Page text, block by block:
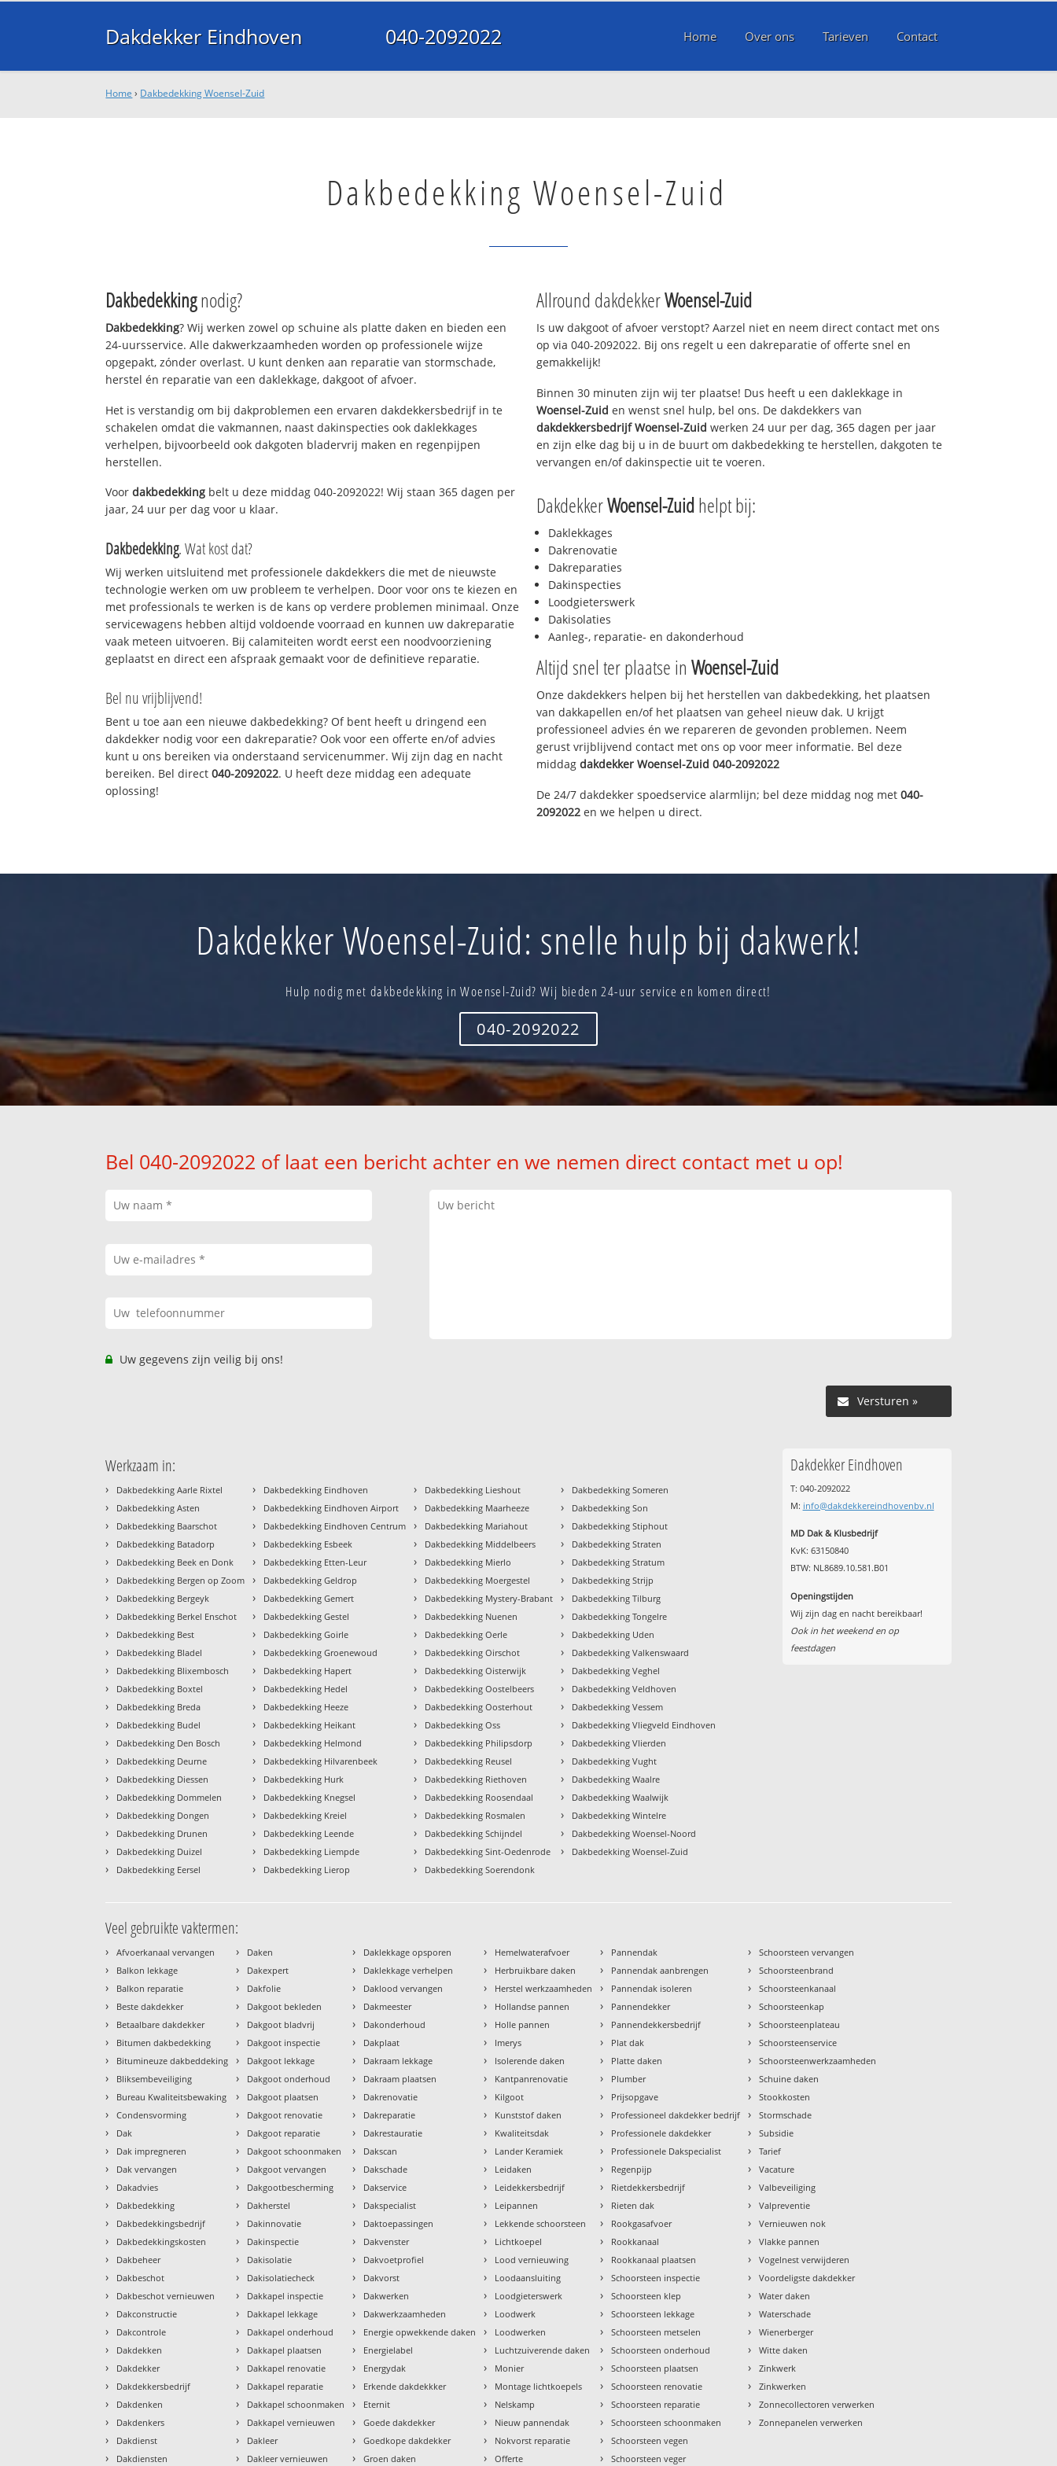
Dakdekker Eindhoven 040-2092022 Home Over ons Tarieven Contact
Home › Dakbedekking Woensel-Zuid
Dakbedekking Woensel-Zuid
Dakbedekkingnodig?
Dakbedekking? Wij werken zowel op schuine als platte daken en bieden een
24-uursservice. Alle dakwerkzaamheden worden op professionele wijze
opgepakt, zónder overlast. U kunt denken aan reparatie van stormschade,
herstel én reparatie van een daklekkage, dakgoot of afvoer.
Het is verstandig om bij dakproblemen een ervaren dakdekkersbedrijf in te
schakelen omdat die vakmannen, naast dakinspecties ook daklekkages
verhelpen, bijvoorbeeld ook dakgoten bladervrij maken en regenpijpen
herstellen.
Voordakbedekking belt u deze middag 040-2092022! Wij staan 365 dagen per
jaar, 24 uur per dag voor u klaar.
Dakbedekking. Wat kost dat?
Wij werken uitsluitend met professionele dakdekkers die met de nieuwste
technologie werken om uw probleem te verhelpen. Door voor ons te kiezen en
met professionals te werken is de kans op verdere problemen minimaal. Onze
servicewagens hebben altijd voldoende voorraad en kunnen uw dakreparatie
vaak meteen uitvoeren. Bij calamiteiten wordt eerst een noodvoorziening
geplaatst en direct een afspraak gemaakt voor de definitieve reparatie.
Bel nu vrijblijvend!
Bent u toe aan een nieuwe dakbedekking? Of bent heeft u dringend een
dakdekker nodig voor een dakreparatie? Ook voor een offerte en/of advies
kunt u ons bereiken via onderstaand servicenummer. Wij zijn dag en nacht
bereiken. Bel direct040-2092022. U heeft deze middag een adequate
oplossing!
Allround dakdekkerWoensel-Zuid
Is uw dakgoot of afvoer verstopt? Aarzel niet en neem direct contact met ons
op via 040-2092022. Bij ons regelt u een dakreparatie of offerte snel en
gemakkelijk!
Binnen 30 minuten zijn wij ter plaatse! Dus heeft u een daklekkage in
Woensel-Zuid en wenst snel hulp, bel ons. De dakdekkers van
dakdekkersbedrijfWoensel-Zuid werken 24 uur per dag, 365 dagen per jaar
en zijn elke dag bij u in de buurt om dakbedekking te herstellen, dakgoten te
vervangen en/of dakinspectie uit te voeren.
DakdekkerWoensel-Zuidhelpt bij:
Daklekkages
Dakrenovatie
Dakreparaties
Dakinspecties
Loodgieterswerk
Dakisolaties
Aanleg-, reparatie- en dakonderhoud
Altijd snel ter plaatse in Woensel-Zuid
Onze dakdekkers helpen bij het herstellen van dakbedekking, het plaatsen
van dakkapellen en/of het plaatsen van geheel nieuw dak. U krijgt
professioneel advies én we repareren de gevonden problemen. Neem
gerust vrijblijvend contact met ons op voor meer informatie. Bel deze
middag dakdekker Woensel-Zuid 040-2092022
De 24/7 dakdekker spoedservice alarmlijn; bel deze middag nog met 040-
2092022 en we helpen u direct.
Dakdekker Woensel-Zuid: snelle hulp bij dakwerk!
Hulp nodig met dakbedekking in Woensel-Zuid? Wij bieden 24-uur service en komen direct!
040-2092022
Bel 040-2092022 of laat een bericht achter en we nemen direct contact met u op!
Uw gegevens zijn veilig bij ons!
Versturen »
Werkzaam in:
› Dakbedekking Aarle Rixtel
› Dakbedekking Asten
› Dakbedekking Baarschot
› Dakbedekking Batadorp
› Dakbedekking Beek en Donk
› Dakbedekking Bergen op Zoom
› Dakbedekking Bergeyk
› Dakbedekking Berkel Enschot
› Dakbedekking Best
› Dakbedekking Bladel
› Dakbedekking Blixembosch
› Dakbedekking Boxtel
› Dakbedekking Breda
› Dakbedekking Budel
› Dakbedekking Den Bosch
› Dakbedekking Deurne
› Dakbedekking Diessen
› Dakbedekking Dommelen
› Dakbedekking Dongen
› Dakbedekking Drunen
› Dakbedekking Duizel
› Dakbedekking Eersel
› Dakbedekking Eindhoven
› Dakbedekking Eindhoven Airport
› Dakbedekking Eindhoven Centrum
› Dakbedekking Esbeek
› Dakbedekking Etten-Leur
› Dakbedekking Geldrop
› Dakbedekking Gemert
› Dakbedekking Gestel
› Dakbedekking Goirle
› Dakbedekking Groenewoud
› Dakbedekking Hapert
› Dakbedekking Hedel
› Dakbedekking Heeze
› Dakbedekking Heikant
› Dakbedekking Helmond
› Dakbedekking Hilvarenbeek
› Dakbedekking Hurk
› Dakbedekking Knegsel
› Dakbedekking Kreiel
› Dakbedekking Leende
› Dakbedekking Liempde
› Dakbedekking Lierop
› Dakbedekking Lieshout
› Dakbedekking Maarheeze
› Dakbedekking Mariahout
› Dakbedekking Middelbeers
› Dakbedekking Mierlo
› Dakbedekking Moergestel
› Dakbedekking Mystery-Brabant
› Dakbedekking Nuenen
› Dakbedekking Oerle
› Dakbedekking Oirschot
› Dakbedekking Oisterwijk
› Dakbedekking Oostelbeers
› Dakbedekking Oosterhout
› Dakbedekking Oss
› Dakbedekking Philipsdorp
› Dakbedekking Reusel
› Dakbedekking Riethoven
› Dakbedekking Roosendaal
› Dakbedekking Rosmalen
› Dakbedekking Schijndel
› Dakbedekking Sint-Oedenrode
› Dakbedekking Soerendonk
› Dakbedekking Someren
› Dakbedekking Son
› Dakbedekking Stiphout
› Dakbedekking Straten
› Dakbedekking Stratum
› Dakbedekking Strijp
› Dakbedekking Tilburg
› Dakbedekking Tongelre
› Dakbedekking Uden
› Dakbedekking Valkenswaard
› Dakbedekking Veghel
› Dakbedekking Veldhoven
› Dakbedekking Vessem
› Dakbedekking Vliegveld Eindhoven
› Dakbedekking Vlierden
› Dakbedekking Vught
› Dakbedekking Waalre
› Dakbedekking Waalwijk
› Dakbedekking Wintelre
› Dakbedekking Woensel-Noord
› Dakbedekking Woensel-Zuid
Dakdekker Eindhoven
T: 040-2092022
M: info@dakdekkereindhovenbv.nl
MD Dak & Klusbedrijf
KvK: 63150840
BTW: NL8689.10.581.B01
Openingstijden
Wij zijn dag en nacht bereikbaar!
Ook in het weekend en op
feestdagen
Veel gebruikte vaktermen:
› Afvoerkanaal vervangen
› Balkon lekkage
› Balkon reparatie
› Beste dakdekker
› Betaalbare dakdekker
› Bitumen dakbedekking
› Bitumineuze dakbeddeking
› Bliksembeveiliging
› Bureau Kwaliteitsbewaking
› Condensvorming
› Dak
› Dak impregneren
› Dak vervangen
› Dakadvies
› Dakbedekking
› Dakbedekkingsbedrijf
› Dakbedekkingskosten
› Dakbeheer
› Dakbeschot
› Dakbeschot vernieuwen
› Dakconstructie
› Dakcontrole
› Dakdekken
› Dakdekker
› Dakdekkersbedrijf
› Dakdenken
› Dakdenkers
› Dakdienst
› Dakdiensten
› Daken
› Dakexpert
› Dakfolie
› Dakgoot bekleden
› Dakgoot bladvrij
› Dakgoot inspectie
› Dakgoot lekkage
› Dakgoot onderhoud
› Dakgoot plaatsen
› Dakgoot renovatie
› Dakgoot reparatie
› Dakgoot schoonmaken
› Dakgoot vervangen
› Dakgootbescherming
› Dakherstel
› Dakinnovatie
› Dakinspectie
› Dakisolatie
› Dakisolatiecheck
› Dakkapel inspectie
› Dakkapel lekkage
› Dakkapel onderhoud
› Dakkapel plaatsen
› Dakkapel renovatie
› Dakkapel reparatie
› Dakkapel schoonmaken
› Dakkapel vernieuwen
› Dakleer
› Dakleer vernieuwen
› Daklekkage opsporen
› Daklekkage verhelpen
› Daklood vervangen
› Dakmeester
› Dakonderhoud
› Dakplaat
› Dakraam lekkage
› Dakraam plaatsen
› Dakrenovatie
› Dakreparatie
› Dakrestauratie
› Dakscan
› Dakschade
› Dakservice
› Dakspecialist
› Daktoepassingen
› Dakvenster
› Dakvoetprofiel
› Dakvorst
› Dakwerken
› Dakwerkzaamheden
› Energie opwekkende daken
› Energielabel
› Energydak
› Erkende dakdekkker
› Eternit
› Goede dakdekker
› Goedkope dakdekker
› Groen daken
› Hemelwaterafvoer
› Herbruikbare daken
› Herstel werkzaamheden
› Hollandse pannen
› Holle pannen
› Imerys
› Isolerende daken
› Kantpanrenovatie
› Kilgoot
› Kunststof daken
› Kwaliteitsdak
› Lander Keramiek
› Leidaken
› Leidekkersbedrijf
› Leipannen
› Lekkende schoorsteen
› Lichtkoepel
› Lood vernieuwing
› Loodaansluiting
› Loodgieterswerk
› Loodwerk
› Loodwerken
› Luchtzuiverende daken
› Monier
› Montage lichtkoepels
› Nelskamp
› Nieuw pannendak
› Nokvorst reparatie
› Offerte
› Pannendak
› Pannendak aanbrengen
› Pannendak isoleren
› Pannendekker
› Pannendekkersbedrijf
› Plat dak
› Platte daken
› Plumber
› Prijsopgave
› Professioneel dakdekker bedrijf
› Professionele dakdekker
› Professionele Dakspecialist
› Regenpijp
› Rietdekkersbedrijf
› Rieten dak
› Rookgasafvoer
› Rookkanaal
› Rookkanaal plaatsen
› Schoorsteen inspectie
› Schoorsteen klep
› Schoorsteen lekkage
› Schoorsteen metselen
› Schoorsteen onderhoud
› Schoorsteen plaatsen
› Schoorsteen renovatie
› Schoorsteen reparatie
› Schoorsteen schoonmaken
› Schoorsteen vegen
› Schoorsteen veger
› Schoorsteen vervangen
› Schoorsteenbrand
› Schoorsteenkanaal
› Schoorsteenkap
› Schoorsteenplateau
› Schoorsteenservice
› Schoorsteenwerkzaamheden
› Schuine daken
› Stookkosten
› Stormschade
› Subsidie
› Tarief
› Vacature
› Valbeveiliging
› Valpreventie
› Vernieuwen nok
› Vlakke pannen
› Vogelnest verwijderen
› Voordeligste dakdekker
› Water daken
› Waterschade
› Wienerberger
› Witte daken
› Zinkwerk
› Zinkwerken
› Zonnecollectoren verwerken
› Zonnepanelen verwerken